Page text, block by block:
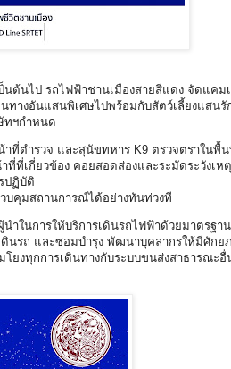
นต้นไป รถไฟฟ้าชานเมืองสายสีแดง จัดแคม
นทางอันแสนพิเศษไปพร้อมกับสัตว์เลี้ยงแสนรั
ทฯกำหนด
ที่ตำรวจ และสุนัขทหาร K9 ตรวจตราในพื้น
ที่เกี่ยวข้อง คอยสอดส่องและระมัดระวังเห
ปฏิบัติ
บคุมสถานการณ์ได้อย่างทันท่วงที
ในการให้บริการเดินรถไฟฟ้าด้วยมาตรฐา
ดินรถ และซ่อมบำรุง พัฒนาบุคลากรให้มีศักย
ยงทุกการเดินทางกับระบบขนส่งสาธารณะอื่